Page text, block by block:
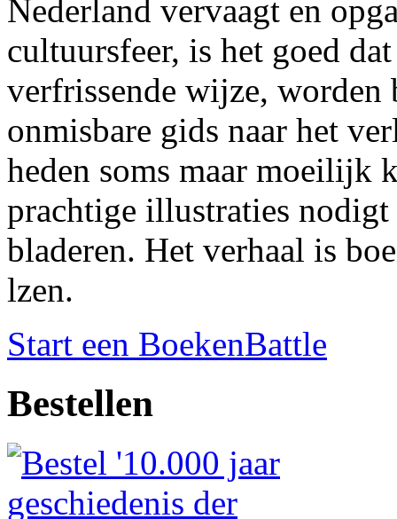
Nederland vervaagt en
cultuursfeer, is het goed
verfrissende wijze,
onmisbare gids naar het
heden soms maar moeilijk
prachtige illustraties
bladeren. Het verhaal is
lzen.
Start een BoekenBattle
Bestellen